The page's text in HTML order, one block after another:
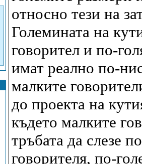
относно тези на
Големината на
говорител и по-
имат реално по-
малките
до проекта на
където малките
тръбата да слезе
говорителя, по-